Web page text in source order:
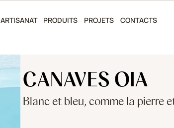
ARTISANAT PRODUITS PROJETS CONTACTS
CANAVES OIA
Blanc et bleu, comme la pierre